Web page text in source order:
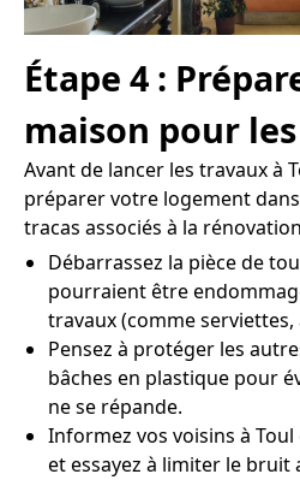
Étape 4 :
maison pour
Avant de lancer les travaux à
préparer votre logement
tracas associés à la
Débarrassez la pièce de
pourraient être
travaux (comme serviettes,
Pensez à protéger les
bâches en plastique pour
ne se répande.
Informez vos voisins à
et essayez à limiter le bruit